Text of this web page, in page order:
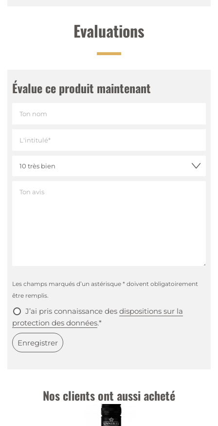
Evaluations
Évalue ce produit maintenant
Les champs marqués d’un astérisque * doivent obligatoirement
être remplis.
J’ai pris connaissance des dispositions sur la
protection des données.*
Enregistrer
Nos clients ont aussi acheté